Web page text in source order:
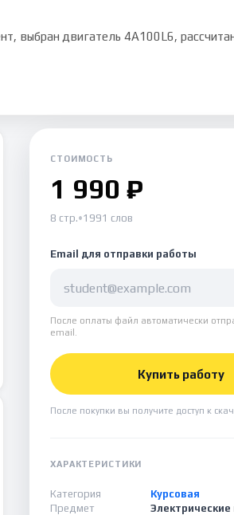
выбран двигатель 4А100L6,
СТОИМОСТЬ
1 990 ₽
8 стр.•1991 слов
Email для отправки работы
После оплаты файл автоматически
email.
Купить работу
После покупки вы получите доступ к
ХАРАКТЕРИСТИКИ
Категория
Курсовая
Предмет